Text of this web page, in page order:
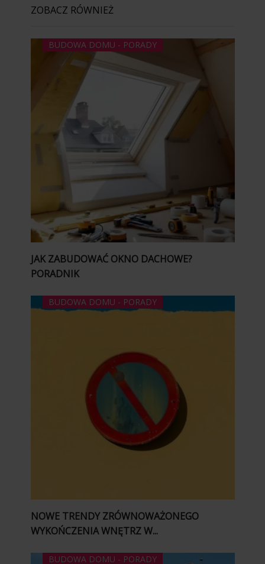
ZOBACZ RÓWNIEŻ
BUDOWA DOMU - PORADY
JAK ZABUDOWAĆ OKNO DACHOWE?
PORADNIK
BUDOWA DOMU - PORADY
NOWE TRENDY ZRÓWNOWAŻONEGO
WYKOŃCZENIA WNĘTRZ W...
BUDOWA DOMU - PORADY